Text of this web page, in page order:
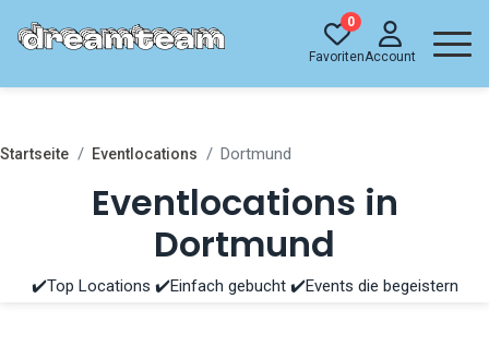
0
FavoritenAccount
Startseite Eventlocations Dortmund
Eventlocations in
Dortmund
✔️Top Locations ✔️Einfach gebucht ✔️Events die begeistern